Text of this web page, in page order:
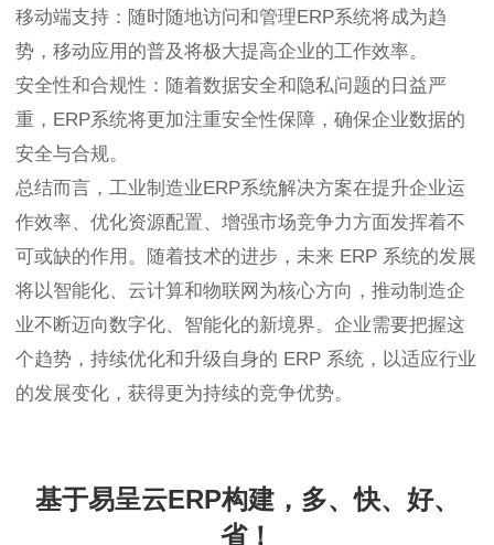
移动端支持：随时随地访问和管理ERP系统将成为趋
势，移动应用的普及将极大提高企业的工作效率。
安全性和合规性：随着数据安全和隐私问题的日益严
重，ERP系统将更加注重安全性保障，确保企业数据的
安全与合规。
总结而言，工业制造业ERP系统解决方案在提升企业运
作效率、优化资源配置、增强市场竞争力方面发挥着不
可或缺的作用。随着技术的进步，未来 ERP 系统的发展
将以智能化、云计算和物联网为核心方向，推动制造企
业不断迈向数字化、智能化的新境界。企业需要把握这
个趋势，持续优化和升级自身的 ERP 系统，以适应行业
的发展变化，获得更为持续的竞争优势。
基于易呈云ERP构建，多、快、好、
省！